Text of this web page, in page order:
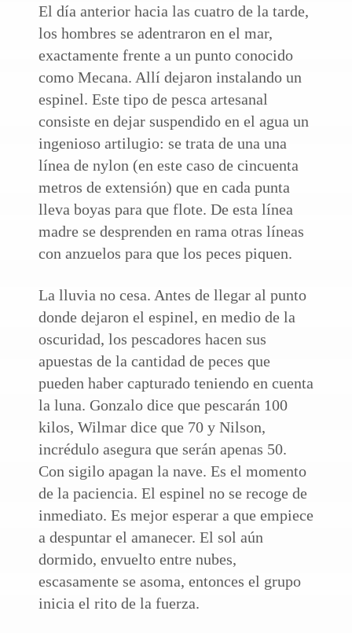
El día anterior hacia las cuatro de la tarde,
los hombres se adentraron en el mar,
exactamente frente a un punto conocido
como Mecana. Allí dejaron instalando un
espinel. Este tipo de pesca artesanal
consiste en dejar suspendido en el agua un
ingenioso artilugio: se trata de una una
línea de nylon (en este caso de cincuenta
metros de extensión) que en cada punta
lleva boyas para que flote. De esta línea
madre se desprenden en rama otras líneas
con anzuelos para que los peces piquen.
La lluvia no cesa. Antes de llegar al punto
donde dejaron el espinel, en medio de la
oscuridad, los pescadores hacen sus
apuestas de la cantidad de peces que
pueden haber capturado teniendo en cuenta
la luna. Gonzalo dice que pescarán 100
kilos, Wilmar dice que 70 y Nilson,
incrédulo asegura que serán apenas 50.
Con sigilo apagan la nave. Es el momento
de la paciencia. El espinel no se recoge de
inmediato. Es mejor esperar a que empiece
a despuntar el amanecer. El sol aún
dormido, envuelto entre nubes,
escasamente se asoma, entonces el grupo
inicia el rito de la fuerza.